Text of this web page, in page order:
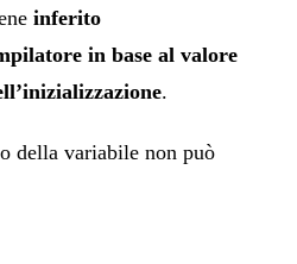
inferito
in base al valore
.
della variabile non può